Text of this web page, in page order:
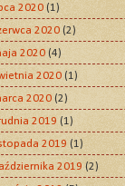
2020 (1)
2020 (2)
2020 (4)
2020 (1)
2020 (2)
2019 (1)
2019 (1)
2019 (2)